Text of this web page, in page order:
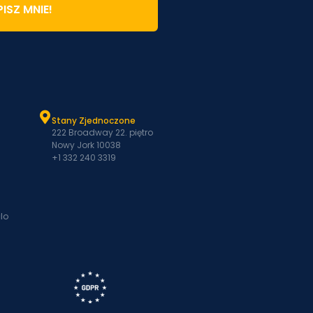
MNIE!
Stany Zjednoczone
222 Broadway 22. piętro
Nowy Jork 10038
+1 332 240 3319